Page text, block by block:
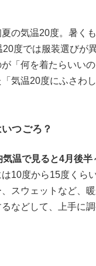
の気温20度。暑く
度では服装選びが
「何を着たらいい
気温20度にふさわ
つごろ？
温で見ると4月後半
10度から15度くら
スウェットなど、
などして、上手に調